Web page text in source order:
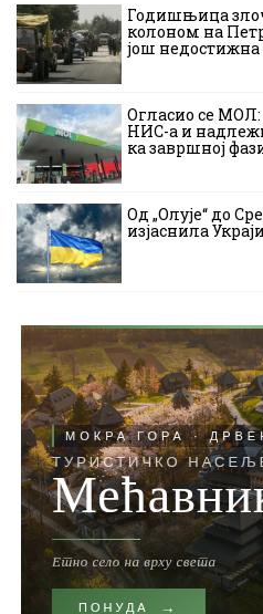
Годишњица
колоном на
још недостижна
Огласио се
НИС-а и
ка завршној
Од „Олује“ до
изјаснила